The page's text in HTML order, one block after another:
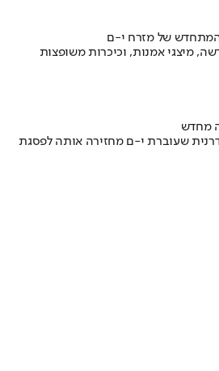
המתחדש של מזרח י-ם
מיצגי אמנות, וכיכרות משופצות
מחדש
שעוברת י-ם מחזירה אותה לפסגת